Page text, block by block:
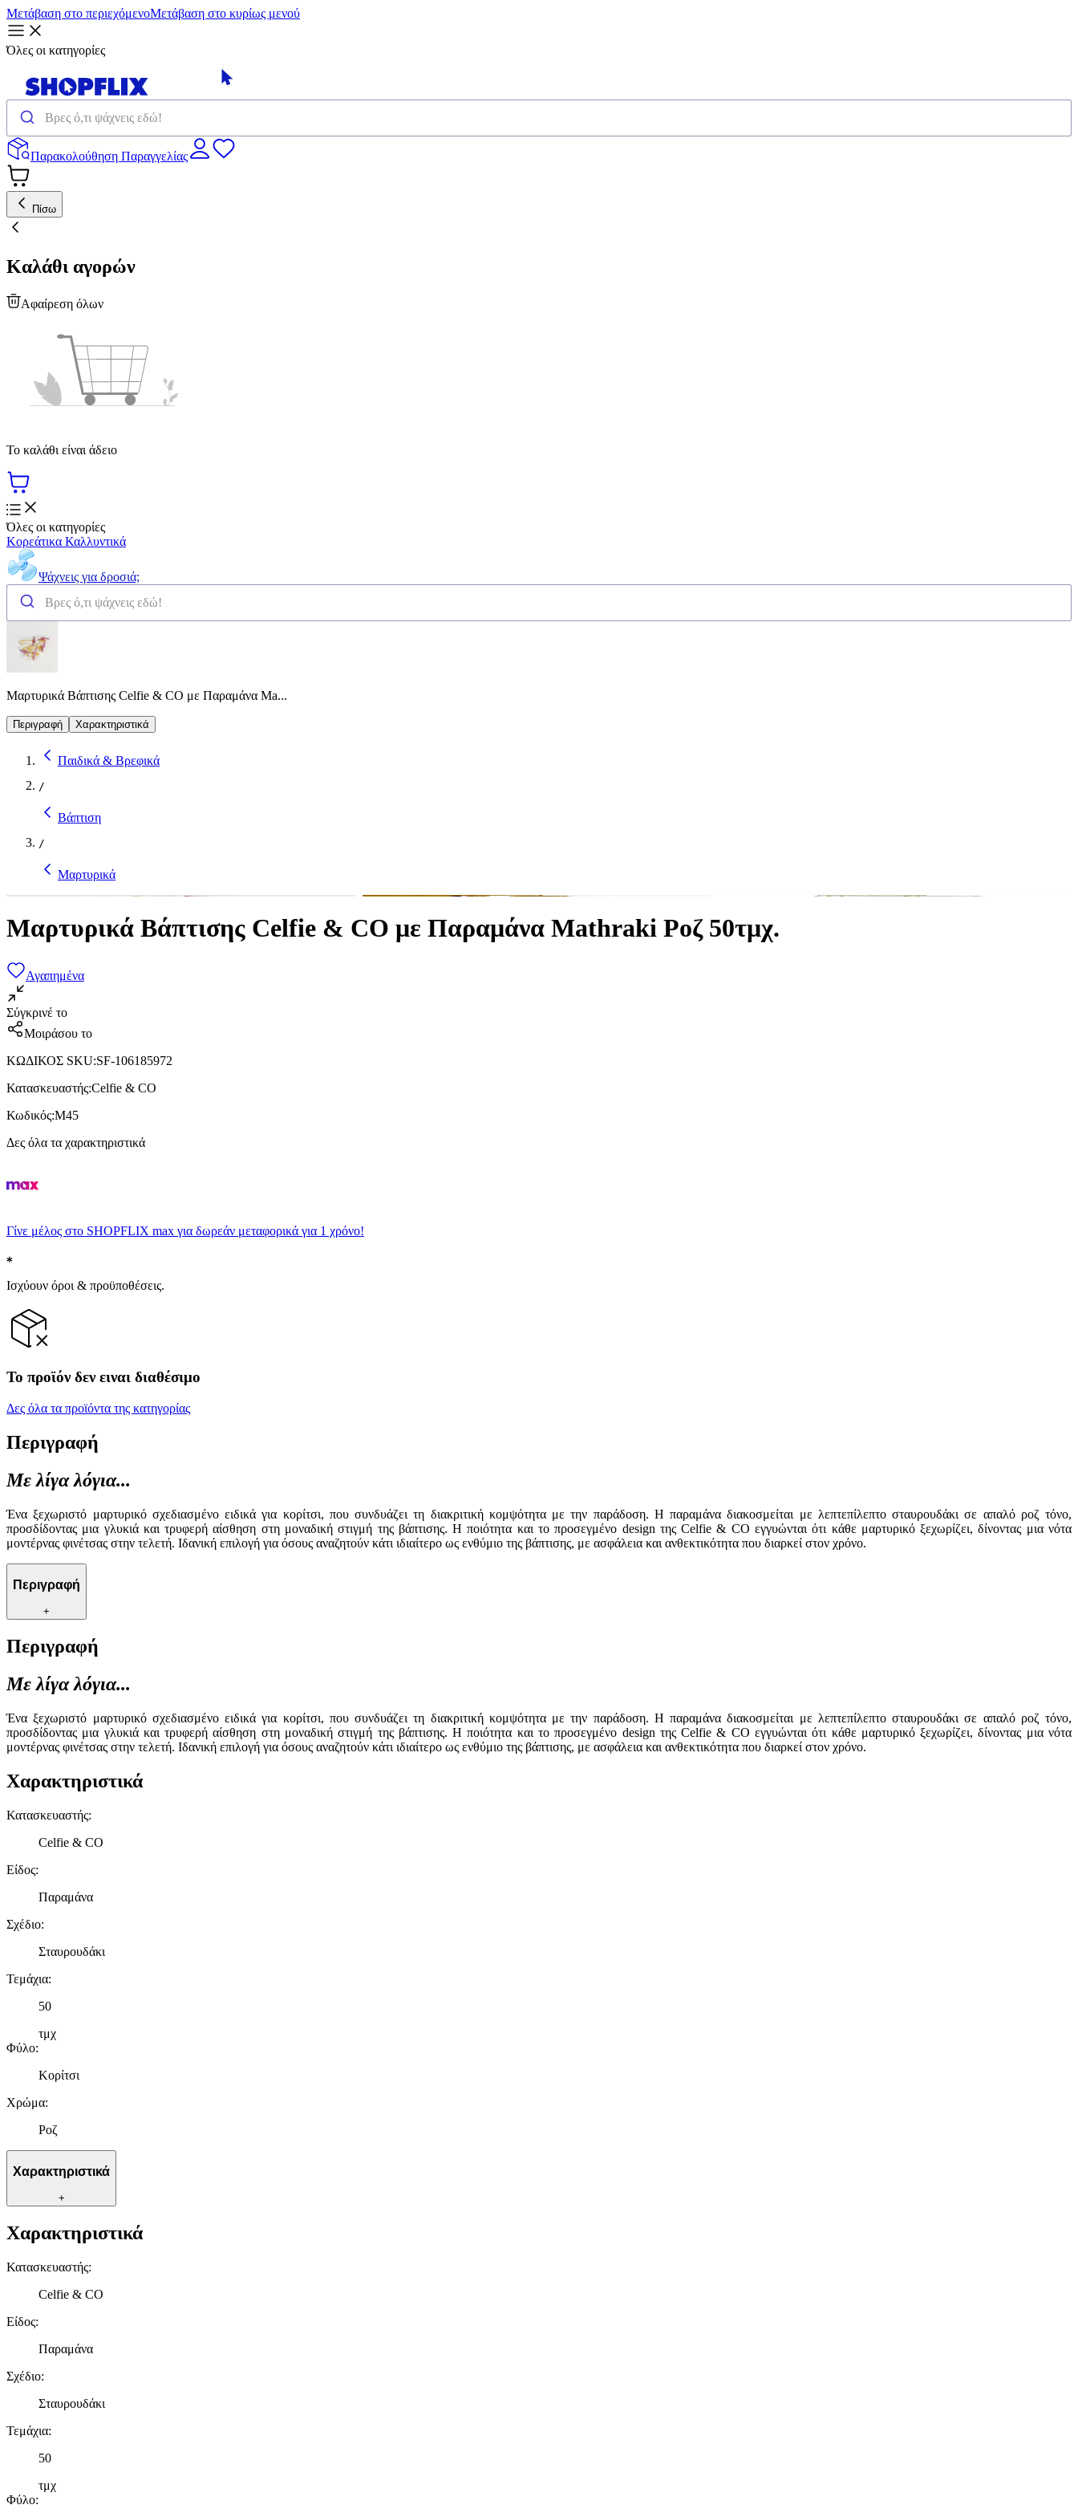
Μετάβαση στο περιεχόμενοΜετάβαση στο κυρίως μενού
Όλες οι κατηγορίες
Παρακολούθηση Παραγγελίας
Πίσω
Καλάθι αγορών
Αφαίρεση όλων
Το καλάθι είναι άδειο
Όλες οι κατηγορίες
Κορεάτικα Καλλυντικά
Ψάχνεις για δροσιά;
Μαρτυρικά Βάπτισης Celfie & CO με Παραμάνα Ma...
Περιγραφή Χαρακτηριστικά
Παιδικά & Βρεφικά
/
Βάπτιση
/
Μαρτυρικά
Μαρτυρικά Βάπτισης Celfie & CO με Παραμάνα Mathraki Ροζ 50τμχ.
Αγαπημένα
Σύγκρινέ το
Μοιράσου το
ΚΩΔΙΚΟΣ SKU:SF-106185972
Κατασκευαστής:Celfie & CO
Κωδικός:M45
Δες όλα τα χαρακτηριστικά
Γίνε μέλος στο SHOPFLIX max για δωρεάν μεταφορικά για 1 χρόνο!
Ισχύουν όροι & προϋποθέσεις.
Το προϊόν δεν ειναι διαθέσιμο
Δες όλα τα προϊόντα της κατηγορίας
Περιγραφή
Με λίγα λόγια...
Ένα ξεχωριστό μαρτυρικό σχεδιασμένο ειδικά για κορίτσι, που συνδυάζει τη διακριτική κομψότητα με την παράδοση. Η παραμάνα διακοσμείται με λεπτεπίλεπτο σταυρουδάκι σε απαλό ροζ τόνο,
προσδίδοντας μια γλυκιά και τρυφερή αίσθηση στη μοναδική στιγμή της βάπτισης. Η ποιότητα και το προσεγμένο design της Celfie & CO εγγυώνται ότι κάθε μαρτυρικό ξεχωρίζει, δίνοντας μια νότα
μοντέρνας φινέτσας στην τελετή. Ιδανική επιλογή για όσους αναζητούν κάτι ιδιαίτερο ως ενθύμιο της βάπτισης, με ασφάλεια και ανθεκτικότητα που διαρκεί στον χρόνο.
Περιγραφή
+
Περιγραφή
Με λίγα λόγια...
Ένα ξεχωριστό μαρτυρικό σχεδιασμένο ειδικά για κορίτσι, που συνδυάζει τη διακριτική κομψότητα με την παράδοση. Η παραμάνα διακοσμείται με λεπτεπίλεπτο σταυρουδάκι σε απαλό ροζ τόνο,
προσδίδοντας μια γλυκιά και τρυφερή αίσθηση στη μοναδική στιγμή της βάπτισης. Η ποιότητα και το προσεγμένο design της Celfie & CO εγγυώνται ότι κάθε μαρτυρικό ξεχωρίζει, δίνοντας μια νότα
μοντέρνας φινέτσας στην τελετή. Ιδανική επιλογή για όσους αναζητούν κάτι ιδιαίτερο ως ενθύμιο της βάπτισης, με ασφάλεια και ανθεκτικότητα που διαρκεί στον χρόνο.
Χαρακτηριστικά
Κατασκευαστής:
Celfie & CO
Είδος:
Παραμάνα
Σχέδιο:
Σταυρουδάκι
Τεμάχια:
50
τμχ
Φύλο:
Κορίτσι
Χρώμα:
Ροζ
Χαρακτηριστικά
+
Χαρακτηριστικά
Κατασκευαστής:
Celfie & CO
Είδος:
Παραμάνα
Σχέδιο:
Σταυρουδάκι
Τεμάχια:
50
τμχ
Φύλο: